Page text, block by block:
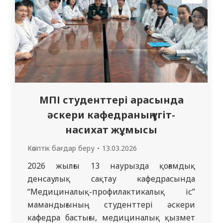
дайындап, экологиялық тәрбие, табиғатқа
жауапты қатынас…
МПІ студенттері арасында
әскери кафедраның үгіт-
насихат жұмысы
Кәсіптік бағдар беру 13.03.2026
2026 жылғы 13 наурызда қоғамдық
денсаулық сақтау кафедрасында
“Медициналық-профилактикалық іс”
мамандығының студенттері әскери
кафедра бастығы, медициналық қызмет